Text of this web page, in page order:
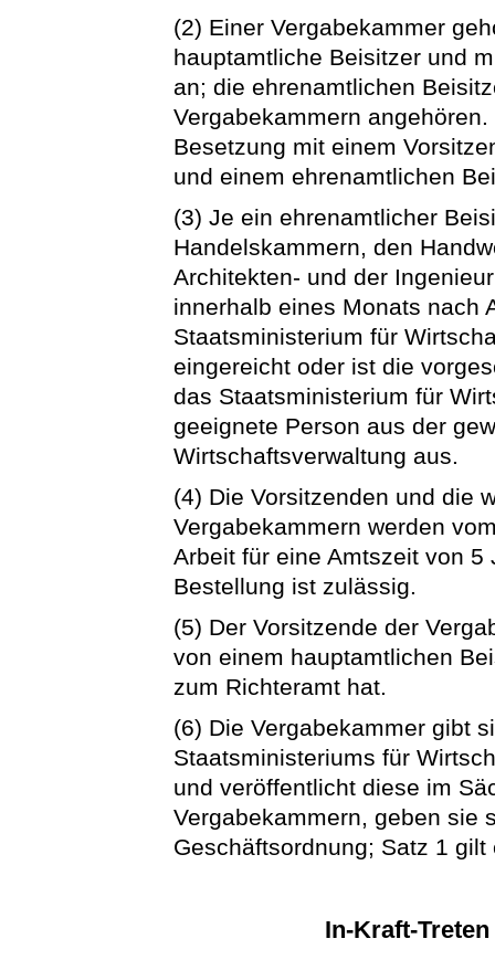
(2) Einer Vergabekammer
hauptamtliche Beisitzer und
an; die ehrenamtlichen
Vergabekammern
Besetzung mit einem
und einem ehrenamtlichen
(3) Je ein ehrenamtlicher
Handelskammern, den
Architekten- und der
innerhalb eines Monats nach
Staatsministerium für
eingereicht oder ist die
das Staatsministerium für
geeignete Person aus der
Wirtschaftsverwaltung aus.
(4) Die Vorsitzenden und die
Vergabekammern werden
Arbeit für eine Amtszeit von
Bestellung ist zulässig.
(5) Der Vorsitzende der
von einem hauptamtlichen
zum Richteramt hat.
(6) Die Vergabekammer gibt
Staatsministeriums für
und veröffentlicht diese im
Vergabekammern, geben sie
Geschäftsordnung; Satz 1 gilt
In-Kraft-